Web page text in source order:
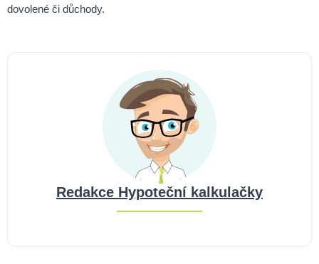
dovolené či důchody.
Redakce Hypoteční kalkulačky